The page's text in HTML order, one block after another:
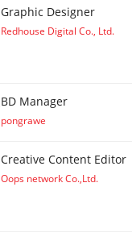
Graphic Designer
Redhouse Digital Co., Ltd.
ฺBD Manager
pongrawe
Creative Content Editor
Oops network Co.,Ltd.